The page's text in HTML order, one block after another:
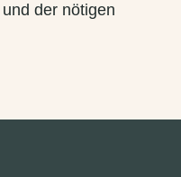
der nötigen